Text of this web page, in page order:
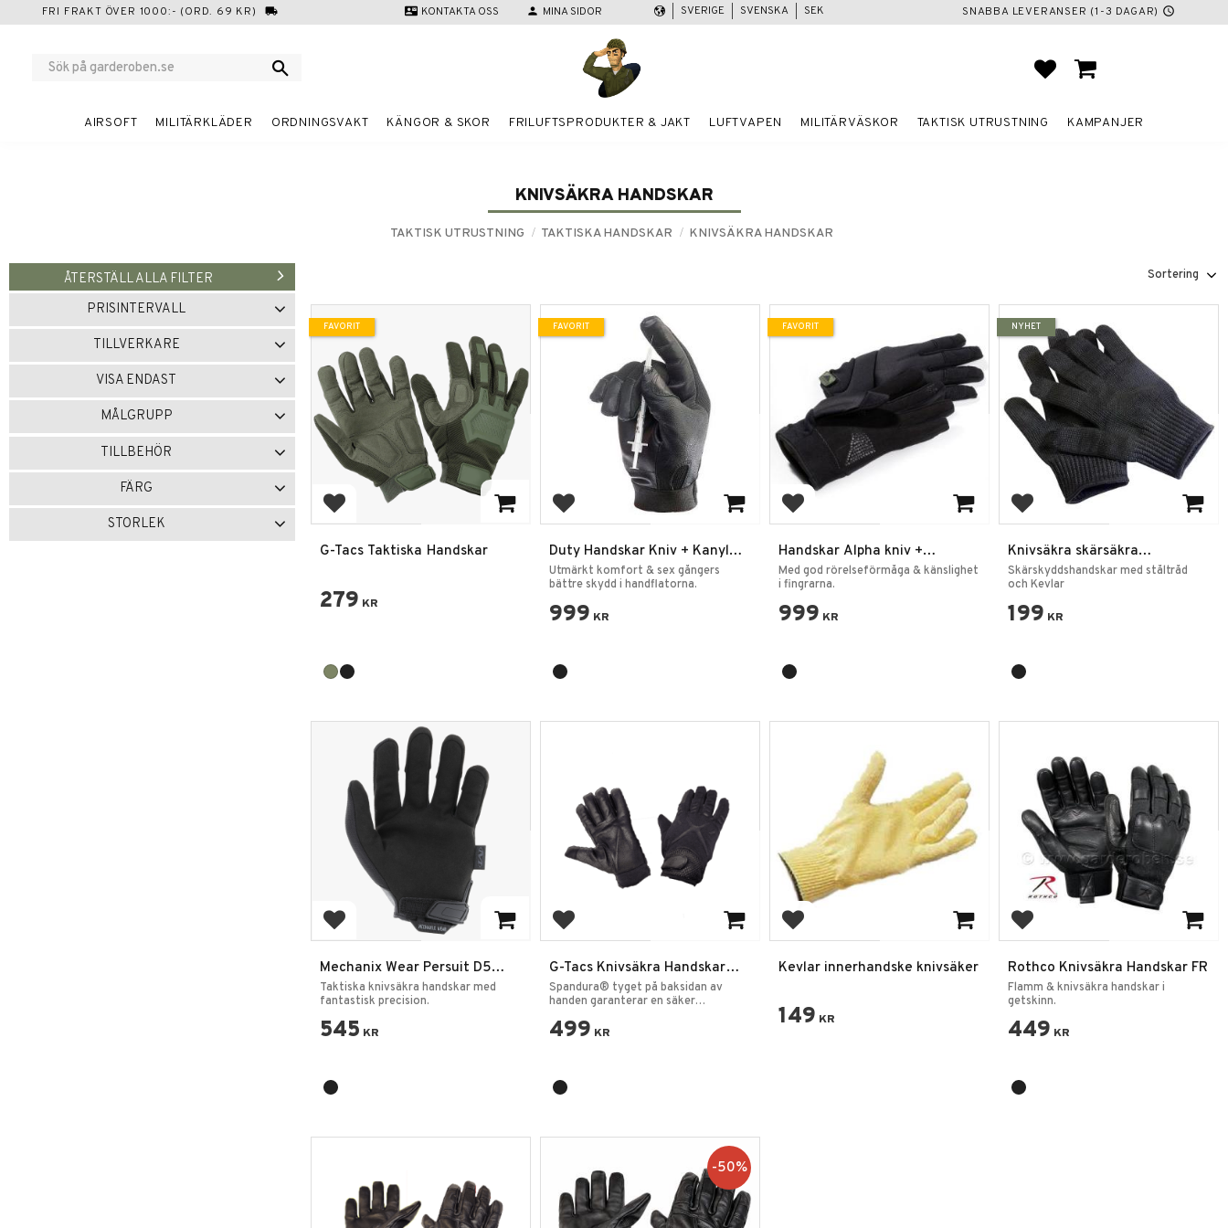
FRI FRAKT ÖVER 1000:- (ORD. 69 KR) local_shipping contact_mail KONTAKTA OSS person MINA SIDOR SNABBA LEVERANSER (1-3 DAGAR) schedule
SVERIGE SVENSKA SEK
FAVORITER
KUNDVAGN
AIRSOFT MILITÄRKLÄDER ORDNINGSVAKT KÄNGOR & SKOR FRILUFTSPRODUKTER & JAKT LUFTVAPEN MILITÄRVÄSKOR TAKTISK UTRUSTNING KAMPANJER
KNIVSÄKRA HANDSKAR
TAKTISK UTRUSTNING TAKTISKA HANDSKAR KNIVSÄKRA HANDSKAR
ÅTERSTÄLL ALLA FILTER
PRISINTERVALL
149 999
TILLVERKARE
EGEN TILLVERKNING
G-TACS
4 MECHANIX WEAR
1
VISA ENDAST
Finns i lager
MÅLGRUPP
Dam
1 Herr
TILLBEHÖR
POLIS & ORDNINGSVAKT
FÄRG
9 Olivgrön
STORLEK
Välj sortering
Lägg till i favoriter
G-Tacs Taktiska Handskar
279 KR
FAVORIT
Lägg till i favoriter
Duty Handskar Kniv + Kanyl
säkra
Utmärkt komfort & sex gångers
bättre skydd i handflatorna.
999 KR
FAVORIT
Lägg till i favoriter
Handskar Alpha kniv +
kanylsäkra
Med god rörelseförmåga & känslighet
i fingrarna.
999 KR
FAVORIT
Lägg till i favoriter
Knivsäkra skärsäkra
arbetshandskar – Kevlar &
Ståltråd
Skärskyddshandskar med ståltråd
och Kevlar
199 KR
NYHET
Lägg till i favoriter
Mechanix Wear Persuit D5
Knivsäkra Handskar
Taktiska knivsäkra handskar med
fantastisk precision.
545 KR
Lägg till i favoriter
G-Tacs Knivsäkra Handskar
Kevlar
Spandura® tyget på baksidan av
handen garanterar en säker
499 KR
Lägg till i favoriter
Kevlar innerhandske knivsäker
149 KR
Lägg till i favoriter
Rothco Knivsäkra Handskar FR
Flamm & knivsäkra handskar i
getskinn.
449 KR
50%